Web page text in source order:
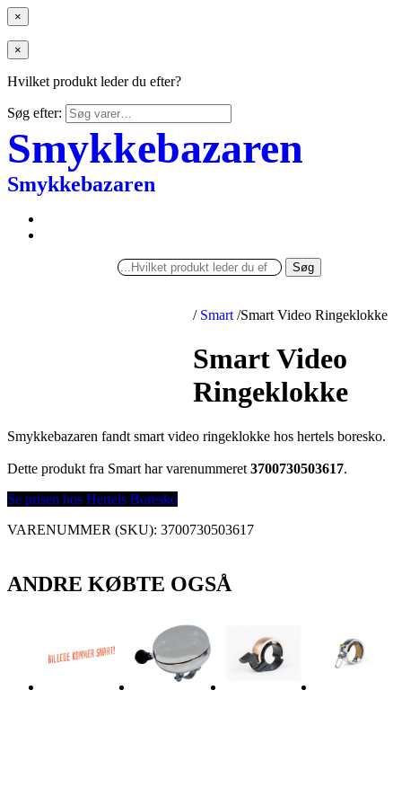
×
×
Hvilket produkt leder du efter?
Søg efter:
Smykkebazaren
Smykkebazaren
Søg
/ Smart /Smart Video Ringeklokke
Smart Video
Ringeklokke
Smykkebazaren fandt smart video ringeklokke hos hertels boresko.
Dette produkt fra Smart har varenummeret 3700730503617.
Se prisen hos Hertels Boresko
VARENUMMER (SKU): 3700730503617
ANDRE KØBTE OGSÅ